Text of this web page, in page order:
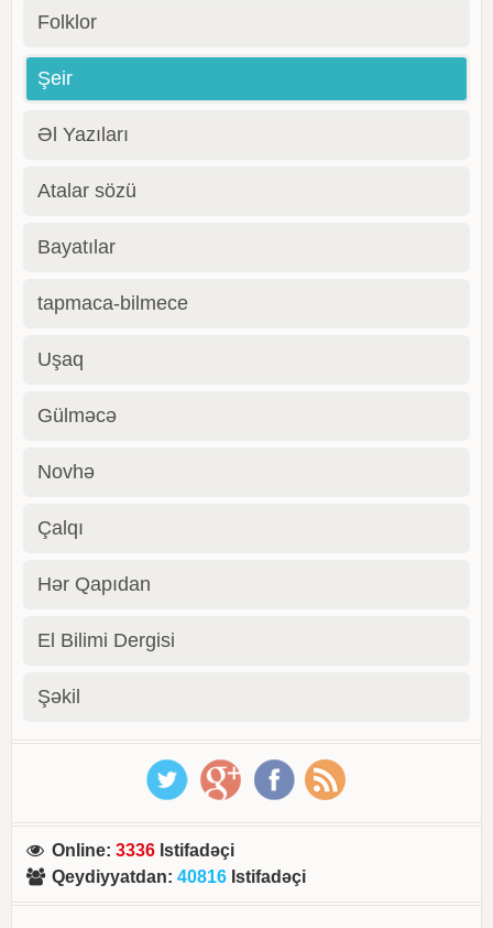
Folklor
Şeir
Əl Yazıları
Atalar sözü
Bayatılar
tapmaca-bilmece
Uşaq
Gülməcə
Novhə
Çalqı
Hər Qapıdan
El Bilimi Dergisi
Şəkil
Online:3336 Istifadəçi
Qeydiyyatdan:40816 Istifadəçi